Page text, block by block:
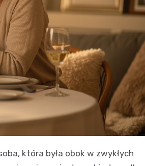
która była obok w zwykłych